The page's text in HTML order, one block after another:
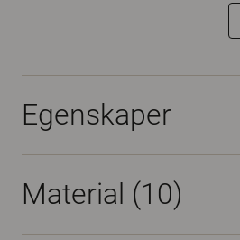
Egenskaper
Material (10)